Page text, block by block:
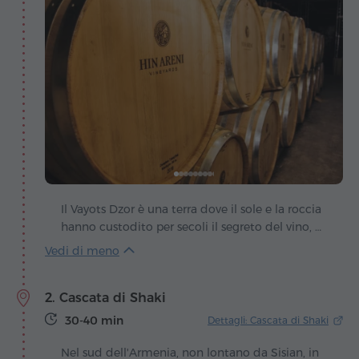
Il Vayots Dzor è una terra dove il sole e la roccia
hanno custodito per secoli il segreto del vino, e
il villaggio di Areni ne è divenuto l'antica chiave.
antico del mondo – prova che l'uomo e la vite si
erano già uniti su questa terra millenni fa. Da
memoria dei secoli, donando grappoli intrisi
2. Cascata di Shaki
30-40 min Dettagli: Cascata di Shaki
Nel sud dell'Armenia, non lontano da Sisian, in